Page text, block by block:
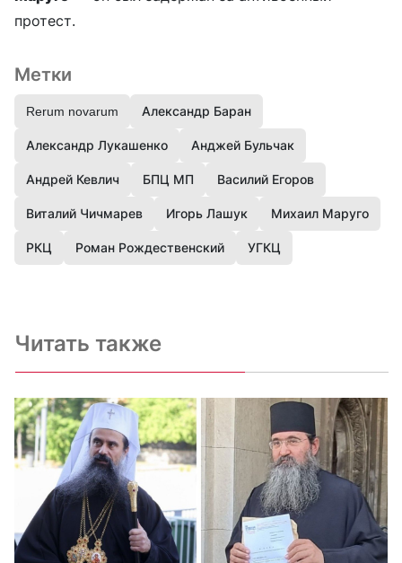
протест.
Метки
Rerum novarum Александр Баран
Александр Лукашенко Анджей Бульчак
Андрей Кевлич БПЦ МП Василий Егоров
Виталий Чичмарев Игорь Лашук Михаил Маруго
РКЦ Роман Рождественский УГКЦ
Читать также